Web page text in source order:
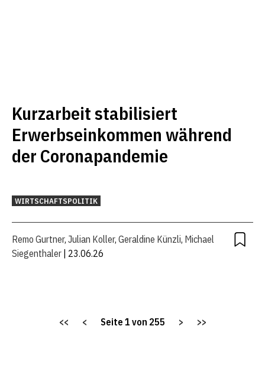
Kurzarbeit stabilisiert
Erwerbseinkommen während
der Coronapandemie
WIRTSCHAFTSPOLITIK
Remo Gurtner, Julian Koller, Geraldine Künzli, Michael
Siegenthaler | 23.06.26
<< < Seite 1 von 255 > >>